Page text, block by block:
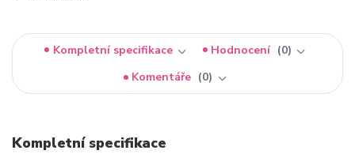
Kompletní specifikace Hodnocení
0
Komentáře
0
Kompletní specifikace